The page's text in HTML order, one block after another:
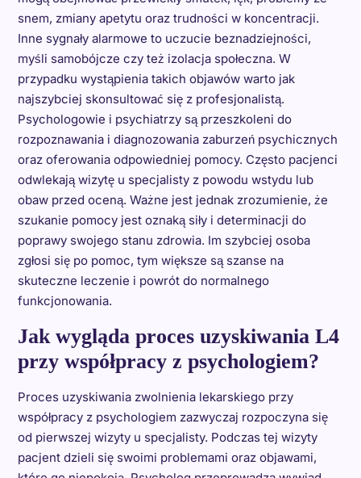
snem, zmiany apetytu oraz trudności w koncentracji.
Inne sygnały alarmowe to uczucie beznadziejności,
myśli samobójcze czy też izolacja społeczna. W
przypadku wystąpienia takich objawów warto jak
najszybciej skonsultować się z profesjonalistą.
Psychologowie i psychiatrzy są przeszkoleni do
rozpoznawania i diagnozowania zaburzeń psychicznych
oraz oferowania odpowiedniej pomocy. Często pacjenci
odwlekają wizytę u specjalisty z powodu wstydu lub
obaw przed oceną. Ważne jest jednak zrozumienie, że
szukanie pomocy jest oznaką siły i determinacji do
poprawy swojego stanu zdrowia. Im szybciej osoba
zgłosi się po pomoc, tym większe są szanse na
skuteczne leczenie i powrót do normalnego
funkcjonowania.
Jak wygląda proces uzyskiwania L4
przy współpracy z psychologiem?
Proces uzyskiwania zwolnienia lekarskiego przy
współpracy z psychologiem zazwyczaj rozpoczyna się
od pierwszej wizyty u specjalisty. Podczas tej wizyty
pacjent dzieli się swoimi problemami oraz objawami,